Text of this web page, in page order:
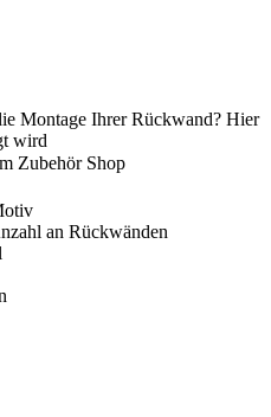
Montage Ihrer Rückwand? Hier
wird
Zubehör Shop
an Rückwänden